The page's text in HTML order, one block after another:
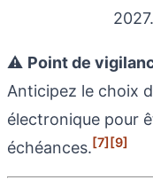
2027.
⚠️ Point de
Anticipez le choix
électronique pour
échéances.[7][9]